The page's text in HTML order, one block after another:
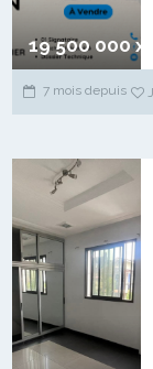
19 500 000
7 mois depuis